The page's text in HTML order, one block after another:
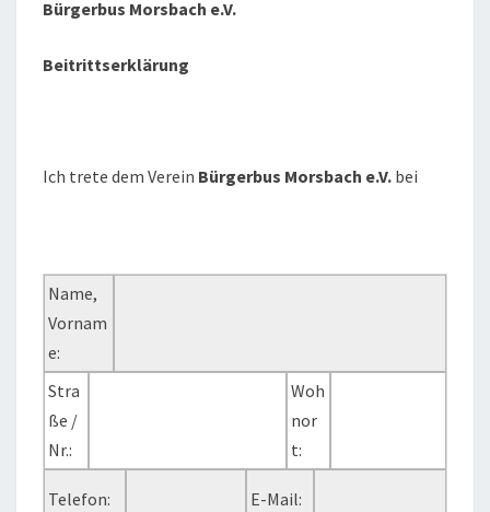
Bürgerbus Morsbach e.V.
Beitrittserklärung
Ich trete dem Verein Bürgerbus Morsbach e.V. bei
Name,
Vornam
e:
Stra
ße /
Nr.:
Woh
nor
t:
Telefon: E-Mail: